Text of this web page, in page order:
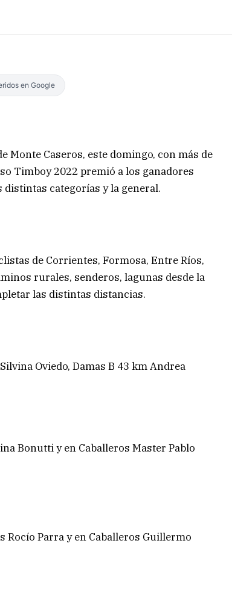
en Google
Monte Caseros, este domingo, con más de
Timboy 2022 premió a los ganadores
distintas categorías y la general.
de Corrientes, Formosa, Entre Ríos,
rurales, senderos, lagunas desde la
las distintas distancias.
Oviedo, Damas B 43 km Andrea
Bonutti y en Caballeros Master Pablo
Rocío Parra y en Caballeros Guillermo